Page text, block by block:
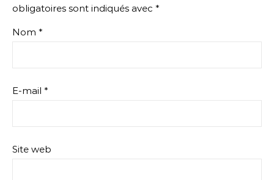
obligatoires sont indiqués avec *
Nom *
E-mail *
Site web